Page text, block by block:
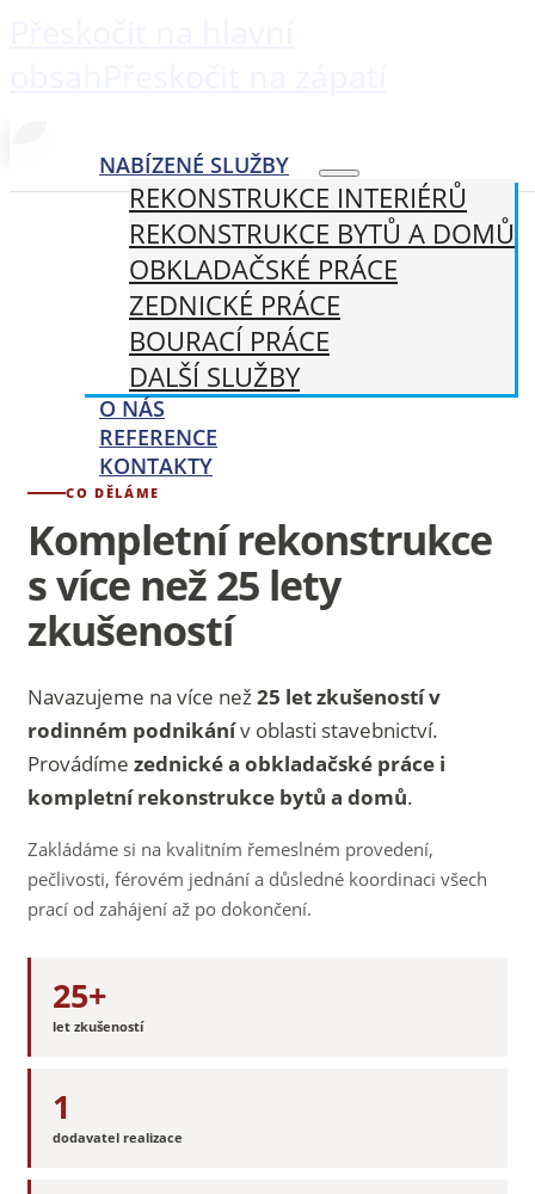
NABÍZENÉ SLUŽBY
REKONSTRUKCE INTERIÉRŮ
REKONSTRUKCE BYTŮ A DOMŮ
OBKLADAČSKÉ PRÁCE
ZEDNICKÉ PRÁCE
BOURACÍ PRÁCE
DALŠÍ SLUŽBY
O NÁS
REFERENCE
KONTAKTY
CO DĚLÁME
Kompletní rekonstrukce
s více než 25 lety
zkušeností
Navazujeme na více než25 let zkušeností v
rodinném podnikánív oblasti stavebnictví.
Provádíme zednické a obkladačské práce i
kompletní rekonstrukce bytů a domů.
Zakládáme si na kvalitním řemeslném provedení,
pečlivosti, férovém jednání a důsledné koordinaci všech
prací od zahájení až po dokončení.
25+
let zkušeností
1
dodavatel realizace